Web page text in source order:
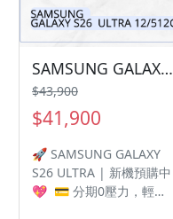
前請先私訊和加LINE來幫
您安排快速審核及回報審
核進度 LINE
ID:@kjg6280d 大呼小叫
辰通訊行 雲林縣虎尾鎮林
森路二段200號 電話:05-
6339809 在地經營12年店
SAMSUNG GALAXY S26 ULTRA 12/512G 有額度快速過件 🎯 想換新機？現在就是最佳時機！現貨當天審件當天過件即可以馬上寄出
$43,900
$41,900
🚀 SAMSUNG GALAXY
S26 ULTRA | 新機預購中
💖 💳 分期0壓力，輕鬆